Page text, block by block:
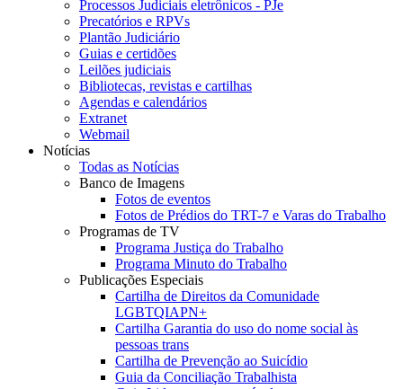
Processos Judiciais eletrônicos - PJe
Precatórios e RPVs
Plantão Judiciário
Guias e certidões
Leilões judiciais
Bibliotecas, revistas e cartilhas
Agendas e calendários
Extranet
Webmail
Notícias
Todas as Notícias
Banco de Imagens
Fotos de eventos
Fotos de Prédios do TRT-7 e Varas do Trabalho
Programas de TV
Programa Justiça do Trabalho
Programa Minuto do Trabalho
Publicações Especiais
Cartilha de Direitos da Comunidade
LGBTQIAPN+
Cartilha Garantia do uso do nome social às
pessoas trans
Cartilha de Prevenção ao Suicídio
Guia da Conciliação Trabalhista